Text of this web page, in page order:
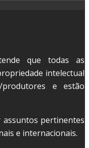
que todas as
intelectual
produtores e estão
pertinentes
e internacionais.